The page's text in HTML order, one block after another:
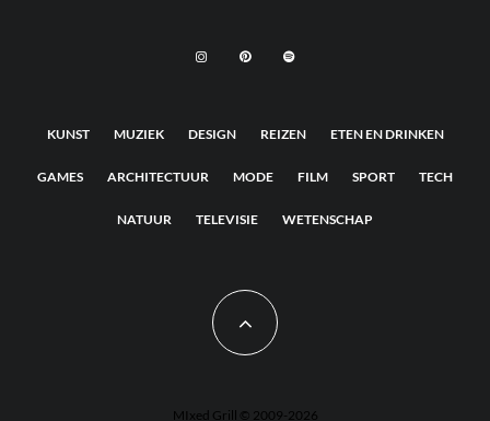
KUNST MUZIEK DESIGN REIZEN ETEN EN DRINKEN
GAMES ARCHITECTUUR MODE FILM SPORT TECH
NATUUR TELEVISIE WETENSCHAP
MIxed Grill © 2009-2026